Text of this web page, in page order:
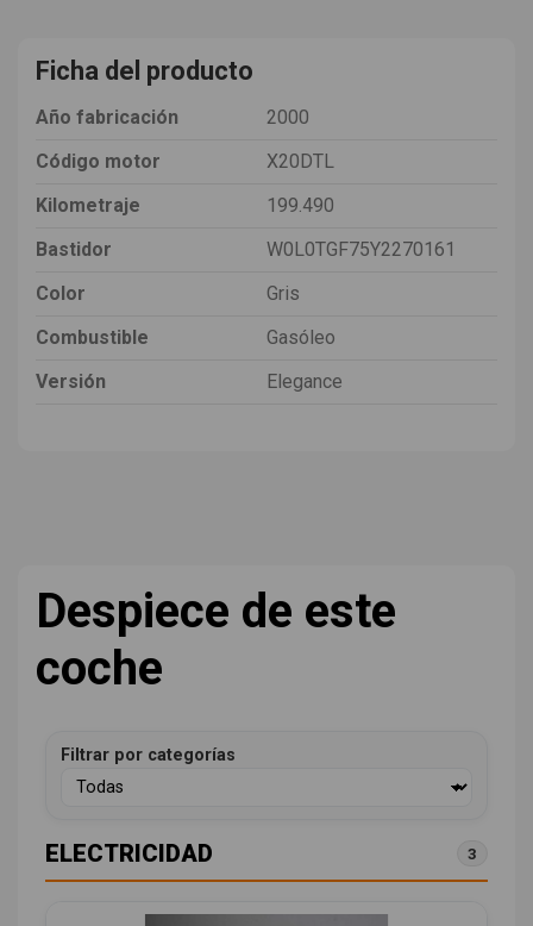
Ficha del producto
Año fabricación
2000
Código motor
X20DTL
Kilometraje
199.490
Bastidor
W0L0TGF75Y2270161
Color
Gris
Combustible
Gasóleo
Versión
Elegance
Despiece de este
coche
Filtrar por categorías
ELECTRICIDAD 3